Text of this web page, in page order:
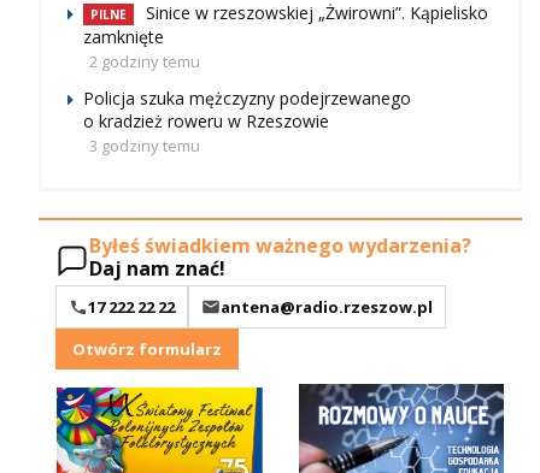
PILNE
Sinice w rzeszowskiej „Żwirowni”. Kąpielisko
zamknięte
2 godziny temu
Policja szuka mężczyzny podejrzewanego
o kradzież roweru w Rzeszowie
3 godziny temu
Byłeś świadkiem ważnego wydarzenia?
Daj nam znać!
17 222 22 22
antena@radio.rzeszow.pl
Otwórz formularz